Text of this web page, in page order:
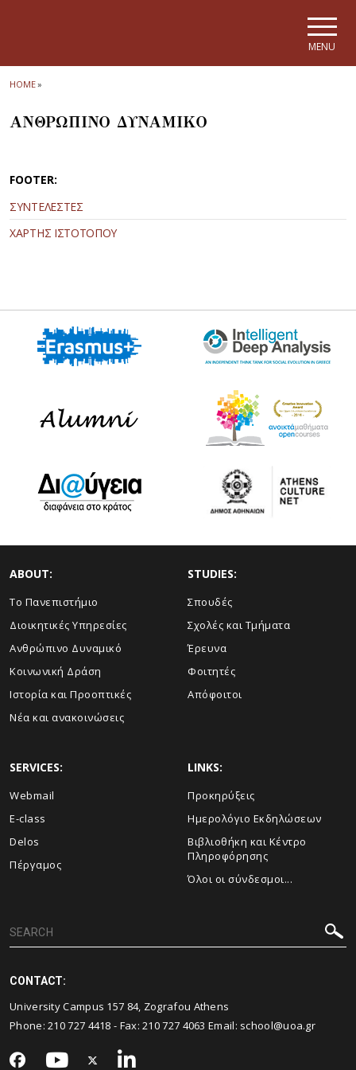
MENU
HOME»
ΑΝΘΡΩΠΙΝΟ ΔΥΝΑΜΙΚΟ
FOOTER:
ΣΥΝΤΕΛΕΣΤΕΣ
ΧΑΡΤΗΣ ΙΣΤΟΤΟΠΟΥ
ABOUT:
Το Πανεπιστήμιο
Διοικητικές Υπηρεσίες
Ανθρώπινο Δυναμικό
Κοινωνική Δράση
Ιστορία και Προοπτικές
Νέα και ανακοινώσεις
STUDIES:
Σπουδές
Σχολές και Τμήματα
Έρευνα
Φοιτητές
Απόφοιτοι
SERVICES:
Webmail
E-class
Delos
Πέργαμος
LINKS:
Προκηρύξεις
Ημερολόγιο Εκδηλώσεων
Βιβλιοθήκη και Κέντρο
Πληροφόρησης
Όλοι οι σύνδεσμοι...
CONTACT:
University Campus 157 84, Zografou Athens
Phone:210 727 4418 - Fax:210 727 4063 Email: school@uoa.gr